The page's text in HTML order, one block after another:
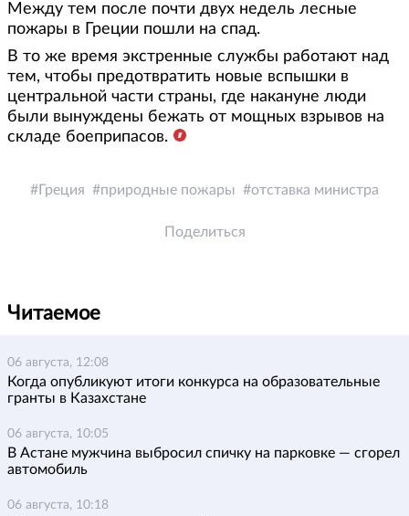
Между тем после почти двух недель лесные
пожары в Греции пошли на спад.
В то же время экстренные службы работают над
тем, чтобы предотвратить новые вспышки в
центральной части страны, где накануне люди
были вынуждены бежать от мощных взрывов на
складе боеприпасов.
Греция природные пожары отставка министра
Поделиться
Читаемое
06 августа, 12:08
Когда опубликуют итоги конкурса на образовательные
гранты в Казахстане
06 августа, 10:05
В Астане мужчина выбросил спичку на парковке — сгорел
автомобиль
06 августа, 10:18